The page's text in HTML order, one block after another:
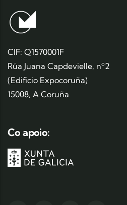
CIF: Q1570001F
Rúa Juana Capdevielle, nº2
(Edificio Expocoruña)
15008, A Coruña
Co apoio: